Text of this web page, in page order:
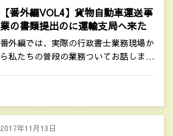
【番外編VOL4】貨物自動車運送事
業の書類提出のに運輸支局へ来た
よ
番外編では、実際の行政書士業務現場か
ら私たちの普段の業務ついてお話しま…
2017年11月13日